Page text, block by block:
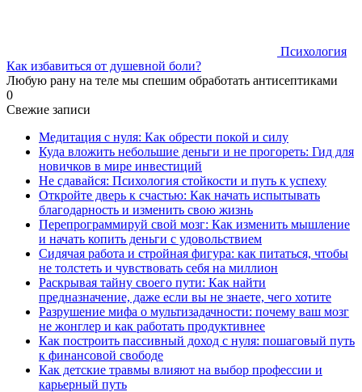
Психология
Как избавиться от душевной боли?
Любую рану на теле мы спешим обработать антисептиками
0
Свежие записи
Медитация с нуля: Как обрести покой и силу
Куда вложить небольшие деньги и не прогореть: Гид для
новичков в мире инвестиций
Не сдавайся: Психология стойкости и путь к успеху
Откройте дверь к счастью: Как начать испытывать
благодарность и изменить свою жизнь
Перепрограммируй свой мозг: Как изменить мышление
и начать копить деньги с удовольствием
Сидячая работа и стройная фигура: как питаться, чтобы
не толстеть и чувствовать себя на миллион
Раскрывая тайну своего пути: Как найти
предназначение, даже если вы не знаете, чего хотите
Разрушение мифа о мультизадачности: почему ваш мозг
не жонглер и как работать продуктивнее
Как построить пассивный доход с нуля: пошаговый путь
к финансовой свободе
Как детские травмы влияют на выбор профессии и
карьерный путь